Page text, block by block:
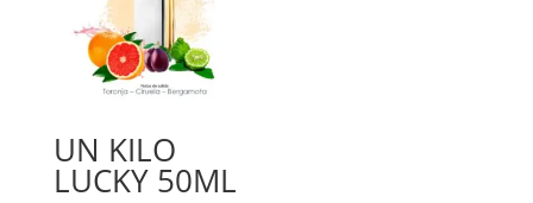
UN KILO
LUCKY 50ML